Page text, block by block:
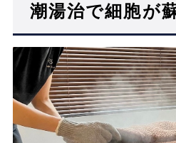
潮湯治で細胞が